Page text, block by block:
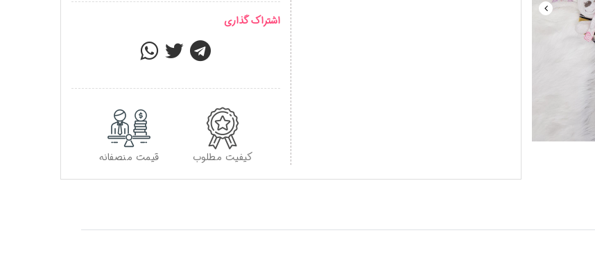
اشتراک گذاری
قیمت منصفانه کیفیت مطلوب